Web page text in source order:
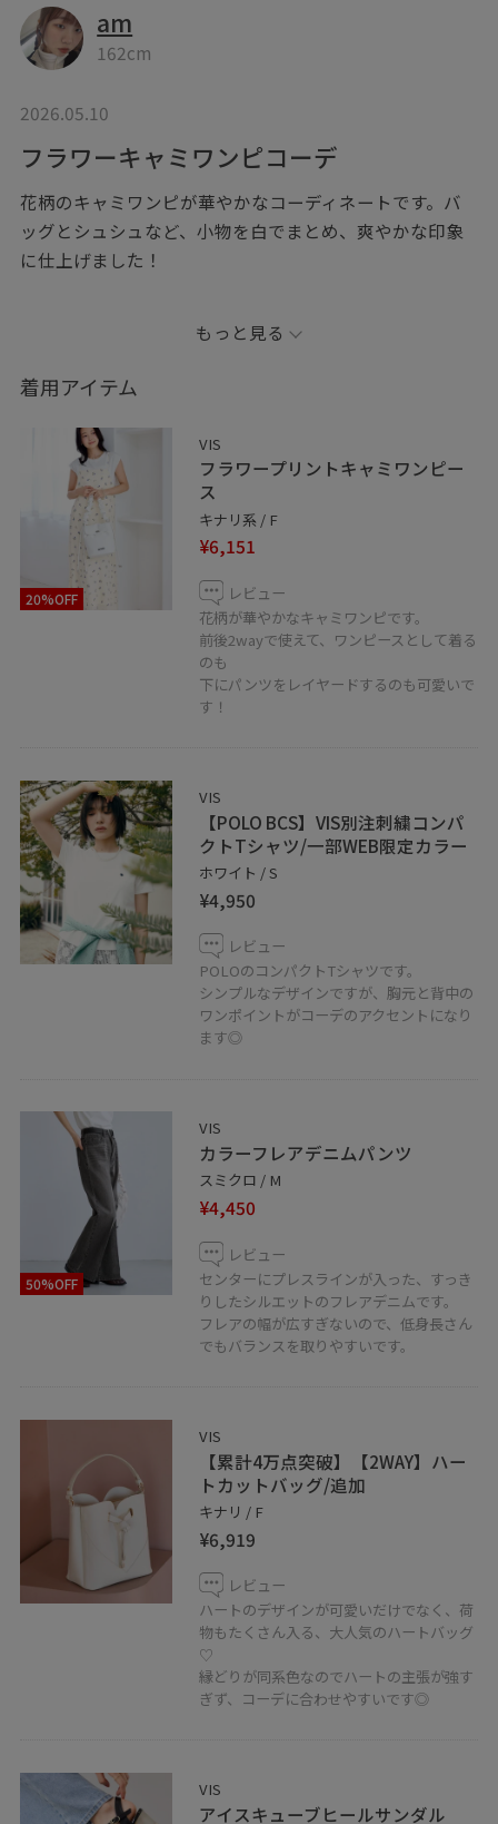
am
162cm
2026.05.10
フラワーキャミワンピコーデ
花柄のキャミワンピが華やかなコーディネートです。バ
ッグとシュシュなど、小物を白でまとめ、爽やかな印象
に仕上げました！
★∻∹⋰⋰ ☆∻∹⋰⋰ ★∻∹⋰⋰ ☆∻∹⋰⋰
▷information
投稿やスタッフをハートボタンからお気に入り追加して
いただくと、【お気に入り】タブから投稿をご覧頂きや
すくなります！
ぜひお試しください❤️
LINEで在庫のお問い合わせや商品、コーディネートのご
相談など是非お気軽にお問い合わせくださいませ。
LINEでラゾーナ川崎VISスタッフにご相談は【友だち追
もっと見る
着用アイテム
20%OFF
VIS
フラワープリントキャミワンピー
ス
キナリ系 / F
¥6,151
レビュー
花柄が華やかなキャミワンピです。
前後2wayで使えて、ワンピースとして着る
のも
下にパンツをレイヤードするのも可愛いで
す！
VIS
【POLO BCS】VIS別注刺繍コンパ
クトTシャツ/一部WEB限定カラー
ホワイト / S
¥4,950
レビュー
POLOのコンパクトTシャツです。
シンプルなデザインですが、胸元と背中の
ワンポイントがコーデのアクセントになり
ます◎
50%OFF
VIS
カラーフレアデニムパンツ
スミクロ / M
¥4,450
レビュー
センターにプレスラインが入った、すっき
りしたシルエットのフレアデニムです。
フレアの幅が広すぎないので、低身長さん
でもバランスを取りやすいです。
VIS
【累計4万点突破】【2WAY】ハー
トカットバッグ/追加
キナリ / F
¥6,919
レビュー
ハートのデザインが可愛いだけでなく、荷
物もたくさん入る、大人気のハートバッグ
♡
縁どりが同系色なのでハートの主張が強す
ぎず、コーデに合わせやすいです◎
VIS
アイスキューブヒールサンダル